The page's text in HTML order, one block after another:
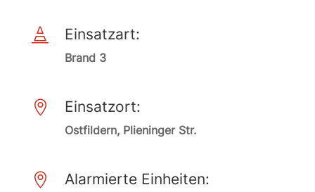
 Einsatzart:
Brand 3
 Einsatzort:
Ostfildern, Plieninger Str.
 Alarmierte Einheiten: